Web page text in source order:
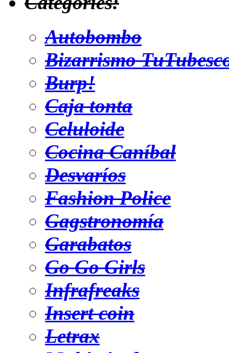
Autobombo
Bizarrismo
Burp!
Caja tonta
Celuloide
Cocina Caníbal
Desvaríos
Fashion Police
Gagstronomía
Garabatos
Go Go Girls
Infrafreaks
Insert coin
Letrax